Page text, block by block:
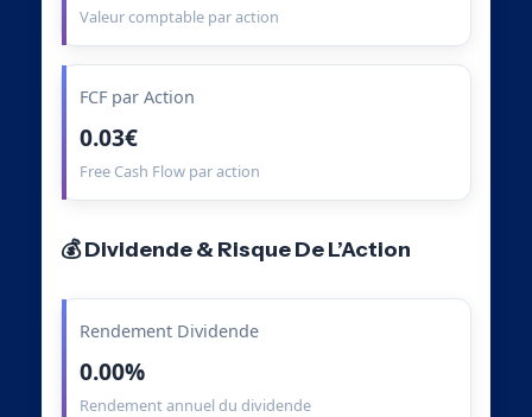
Valeur comptable par action
FCF par Action
0.03€
Free Cash Flow par action
💰 Dividende & Risque De L’Action
Rendement Dividende
0.00%
Rendement annuel du dividende